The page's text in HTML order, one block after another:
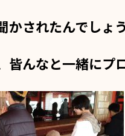
かされたんでしょ
皆んなと一緒にプ